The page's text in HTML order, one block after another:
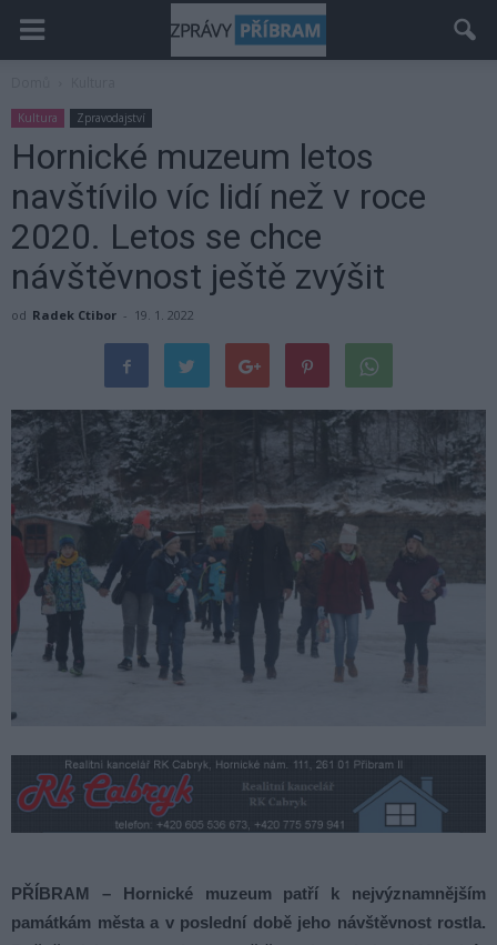
Kultura Zpravodajství
Hornické muzeum letos
navštívilo víc lidí než v roce
2020. Letos se chce
návštěvnost ještě zvýšit
od Radek Ctibor - 19. 1. 2022
PŘÍBRAM – Hornické muzeum patří k nejvýznamnějším
památkám města a v poslední době jeho návštěvnost rostla.